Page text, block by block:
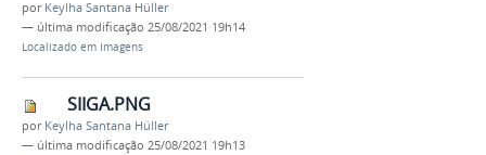
por Keylha Santana Hüller
— última modificação 25/08/2021 19h14
Localizado em Imagens
SIIGA.PNG
por Keylha Santana Hüller
— última modificação 25/08/2021 19h13